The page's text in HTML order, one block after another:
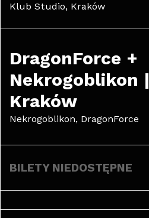
Klub Studio, Kraków
DragonForce +
Nekrogoblikon |
Kraków
Nekrogoblikon, DragonForce
BILETY NIEDOSTĘPNE